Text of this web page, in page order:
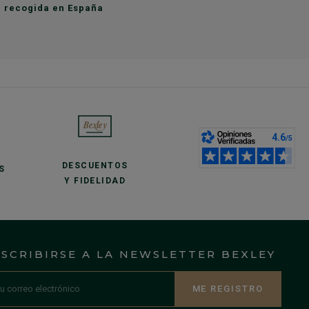
en España
DESCUENTOS
Y FIDELIDAD
A LA NEWSLETTER BEXLEY
ME REGISTRO